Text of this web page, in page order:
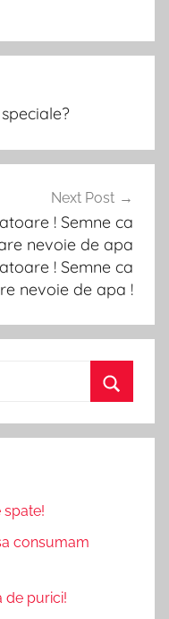
Next Post
! Semne ca
nevoie de apa
! Semne ca
nevoie de apa !
consumam
de purici!